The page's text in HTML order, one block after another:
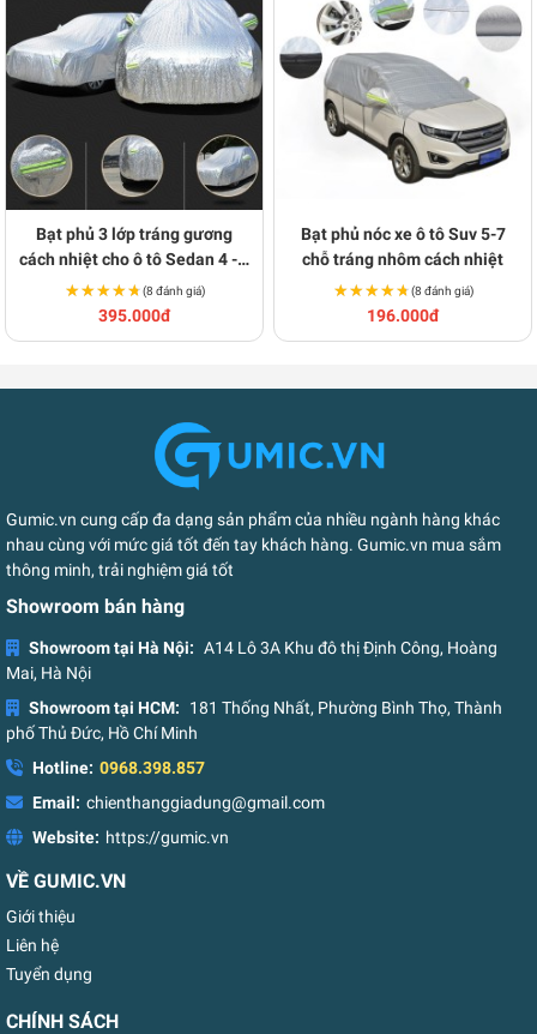
Bạt phủ 3 lớp tráng gương
cách nhiệt cho ô tô Sedan 4 - 5
chỗ loại dày P117
★★★★★
★★★★★(8 đánh giá)
395.000đ
Bạt phủ nóc xe ô tô Suv 5-7
chỗ tráng nhôm cách nhiệt
★★★★★
★★★★★(8 đánh giá)
196.000đ
Gumic.vn cung cấp đa dạng sản phẩm của nhiều ngành hàng khác
nhau cùng với mức giá tốt đến tay khách hàng. Gumic.vn mua sắm
thông minh, trải nghiệm giá tốt
Showroom bán hàng
Showroom tại Hà Nội: A14 Lô 3A Khu đô thị Định Công, Hoàng
Mai, Hà Nội
Showroom tại HCM:
181 Thống Nhất, Phường Bình Thọ, Thành
phố Thủ Đức, Hồ Chí Minh
Hotline: 0968.398.857
Email: chienthanggiadung@gmail.com
Website: https://gumic.vn
VỀ GUMIC.VN
Giới thiệu
Liên hệ
Tuyển dụng
CHÍNH SÁCH